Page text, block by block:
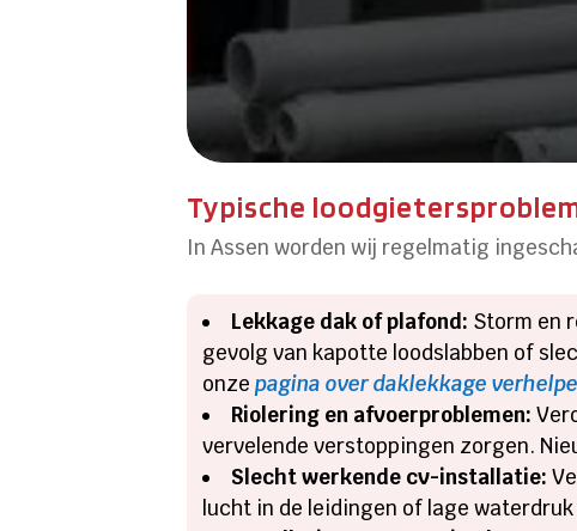
Typische
In Assen worden wij regelmatig
Lekkage dak of plafond: Storm en
gevolg van kapotte loodslabben of
onzepagina over daklekkage
Riolering en afvoerproblemen:
vervelende verstoppingen zorgen.
Slecht werkende cv-installatie:
lucht in de leidingen of lage